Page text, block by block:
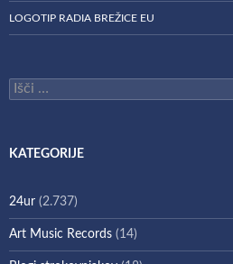
LOGOTIP RADIA BREŽICE EU
Išči:
KATEGORIJE
24ur (2.737)
Art Music Records (14)